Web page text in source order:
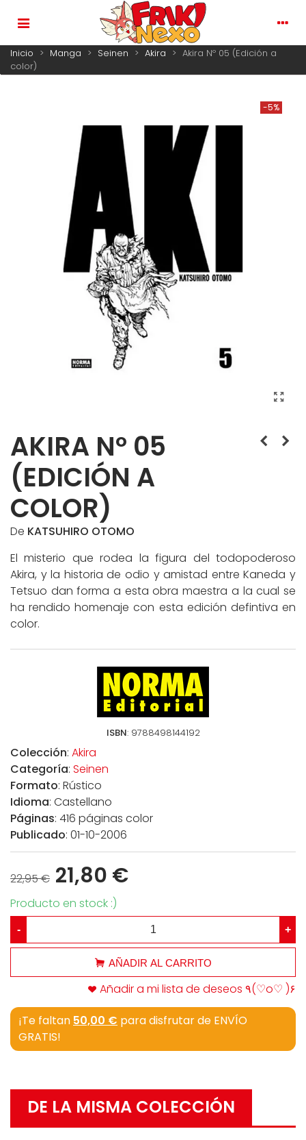
Inicio > Manga > Seinen > Akira > Akira Nº 05 (Edición a
color)
-5%
AKIRA Nº 05
(EDICIÓN A
COLOR)
De KATSUHIRO OTOMO
El misterio que rodea la figura del todopoderoso
Akira, y la historia de odio y amistad entre Kaneda y
Tetsuo dan forma a esta obra maestra a la cual se
ha rendido homenaje con esta edición defintiva en
color.
ISBN: 9788498144192
Colección: Akira
Categoría: Seinen
Formato: Rústico
Idioma: Castellano
Páginas: 416 páginas color
Publicado: 01-10-2006
22,95 € 21,80 €
Producto en stock :)
- +
AÑADIR AL CARRITO
Añadir a mi lista de deseos ٩(♡o♡ )۶
¡Te faltan 50,00 € para disfrutar de ENVÍO
GRATIS!
DE LA MISMA COLECCIÓN